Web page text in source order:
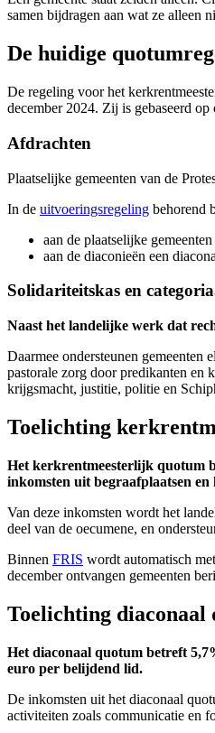
samen bijdragen aan wat ze alleen
De huidige
De regeling voor het
december 2024. Zij is gebaseerd
Afdrachten
Plaatselijke gemeenten van de
In de uitvoeringsregeling behorend
aan de plaatselijke
aan de diaconieën een
Solidariteitskas en
Naast het landelijke werk dat
Daarmee ondersteunen gemeenten
pastorale zorg door predikanten en
krijgsmacht, justitie, politie en
Toelichting
Het kerkrentmeesterlijk quotum
inkomsten uit begraafplaatsen en
Van deze inkomsten wordt het
deel van de oecumene, en
Binnen FRIS wordt automatisch
december ontvangen gemeenten
Toelichting diaconaal
Het diaconaal quotum betreft
euro per belijdend lid.
De inkomsten uit het diaconaal
activiteiten zoals communicatie en